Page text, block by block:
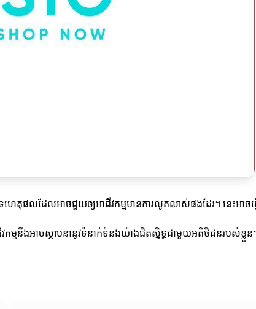
ហេតុផលដែលអាចជួយឲ្យអាជីវកម្មមានការលូតលាស់ផងដែរ។ នេះអាច
វកម្មនឹងអាចស្ថាបនានូវទំនាក់ទំនងយ៉ាងជិតស្និទ្ធជាមួយអតិថិជនរបស់ខ្លួន